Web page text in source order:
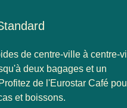
de centre-ville à centre-
deux bagages et un
de l'Eurostar Café
et boissons.